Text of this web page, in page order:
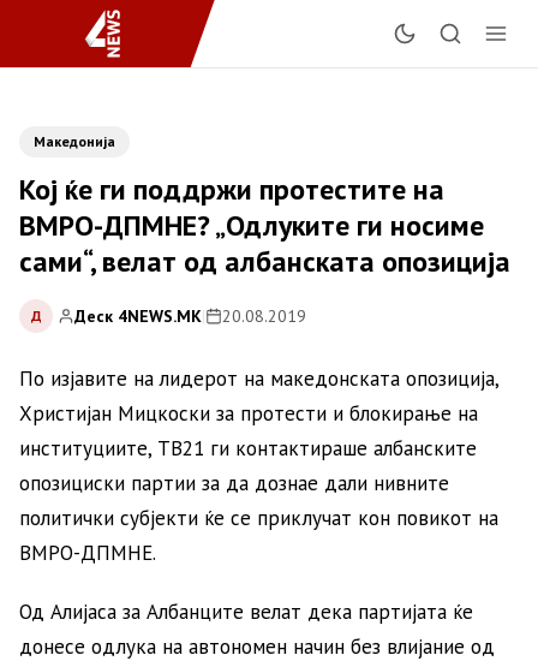
Македонија
Кој ќе ги поддржи протестите на
ВМРО-ДПМНЕ? „Одлуките ги носиме
сами“, велат од албанската опозиција
Д Деск 4NEWS.MK| 20.08.2019
По изјавите на лидерот на македонската опозиција,
Христијан Мицкоски за протести и блокирање на
институциите, ТВ21 ги контактираше албанските
опозициски партии за да дознае дали нивните
политички субјекти ќе се приклучат кон повикот на
ВМРО-ДПМНЕ.
Од Алијаса за Албанците велат дека партијата ќе
донесе одлука на автономен начин без влијание од